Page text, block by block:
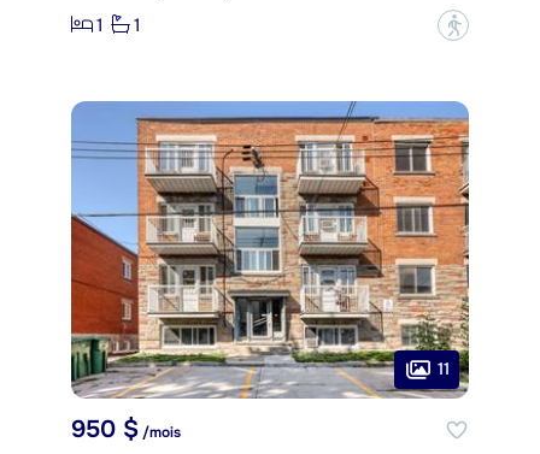
1
1 ?
11
950 $/mois